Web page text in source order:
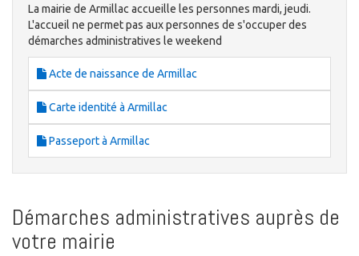
La mairie de Armillac accueille les personnes mardi, jeudi.
L'accueil ne permet pas aux personnes de s'occuper des
démarches administratives le weekend
Acte de naissance de Armillac
Carte identité à Armillac
Passeport à Armillac
Démarches administratives auprès de
votre mairie